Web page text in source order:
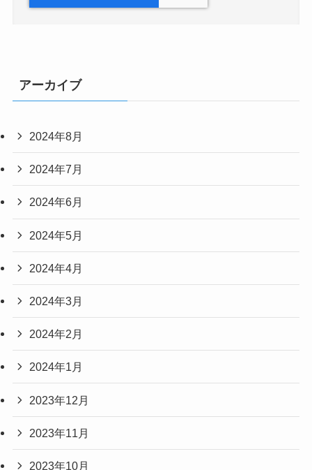
アーカイブ
2024年8月
2024年7月
2024年6月
2024年5月
2024年4月
2024年3月
2024年2月
2024年1月
2023年12月
2023年11月
2023年10月